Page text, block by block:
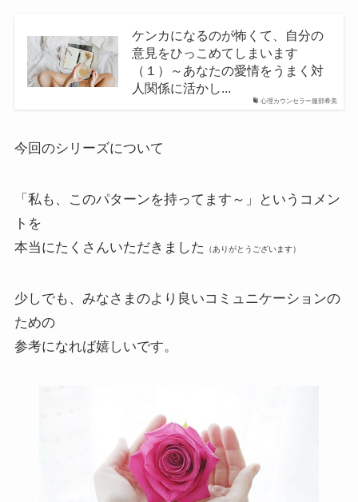
心理カウンセラー服部希美
ケンカになるのが怖くて、自分の
意見をひっこめてしまいます
（１）～あなたの愛情をうまく対
人関係に活かし...
今回のシリーズについて
「私も、このパターンを持ってます～」というコメン
トを
本当にたくさんいただきました
（ありがとうございます）
少しでも、みなさまのより良いコミュニケーションの
ための
参考になれば嬉しいです。